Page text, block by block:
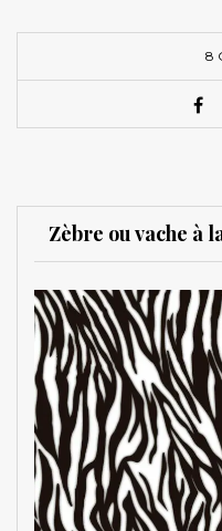
8
Zèbre ou vache à